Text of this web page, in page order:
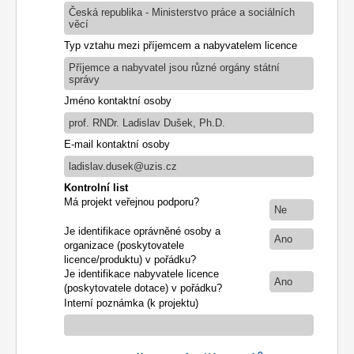
Česká republika - Ministerstvo práce a sociálních
věcí
Typ vztahu mezi příjemcem a nabyvatelem licence
Příjemce a nabyvatel jsou různé orgány státní
správy
Jméno kontaktní osoby
prof. RNDr. Ladislav Dušek, Ph.D.
E-mail kontaktní osoby
ladislav.dusek@uzis.cz
Kontrolní list
Má projekt veřejnou podporu?
Ne
Je identifikace oprávněné osoby a
organizace (poskytovatele
licence/produktu) v pořádku?
Ano
Je identifikace nabyvatele licence
(poskytovatele dotace) v pořádku?
Ano
Interní poznámka (k projektu)